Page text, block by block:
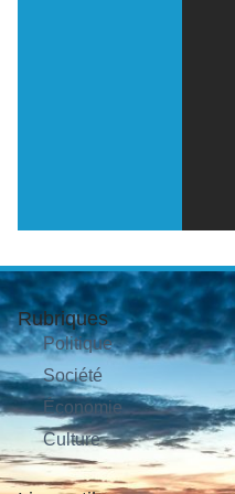
Rubriques
Politique
Société
Économie
Culture